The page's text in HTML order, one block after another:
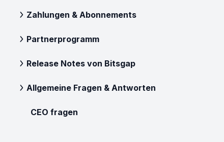
Zahlungen & Abonnements
Partnerprogramm
Release Notes von Bitsgap
Allgemeine Fragen & Antworten
CEO fragen